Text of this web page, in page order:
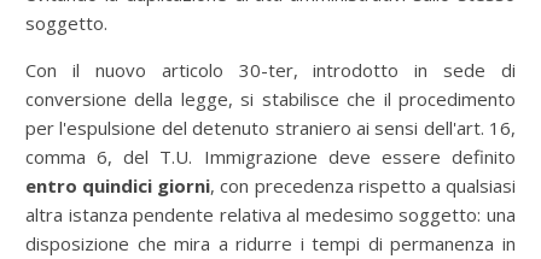
soggetto.
Con il nuovo articolo 30-ter, introdotto in sede di
conversione della legge, si stabilisce che il procedimento
per l'espulsione del detenuto straniero ai sensi dell'art. 16,
comma 6, del T.U. Immigrazione deve essere definito
entro quindici giorni, con precedenza rispetto a qualsiasi
altra istanza pendente relativa al medesimo soggetto: una
disposizione che mira a ridurre i tempi di permanenza in